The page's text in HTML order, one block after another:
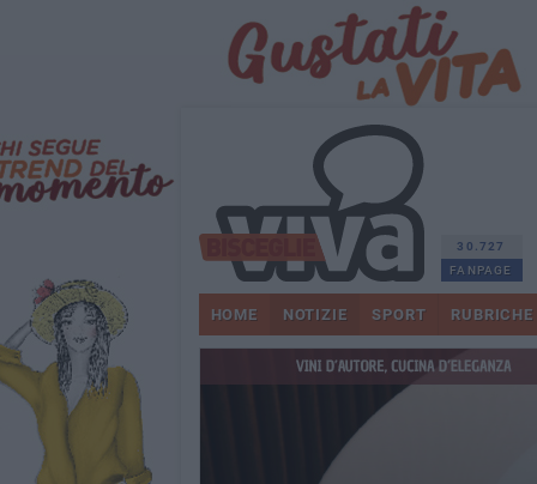
30.727
FANPAGE
HOME NOTIZIE SPORT RUBRICHE